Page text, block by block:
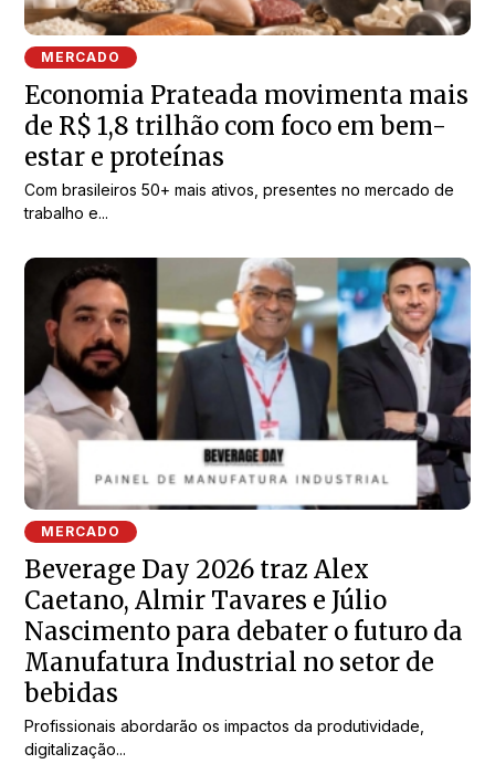
MERCADO
Economia Prateada movimenta mais
de R$ 1,8 trilhão com foco em bem-
estar e proteínas
Com brasileiros 50+ mais ativos, presentes no mercado de
trabalho e...
MERCADO
Beverage Day 2026 traz Alex
Caetano, Almir Tavares e Júlio
Nascimento para debater o futuro da
Manufatura Industrial no setor de
bebidas
Profissionais abordarão os impactos da produtividade,
digitalização...